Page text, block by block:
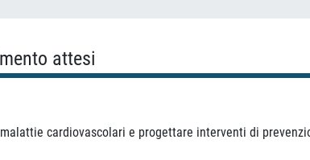
attesi
cardiovascolari e progettare interventi di